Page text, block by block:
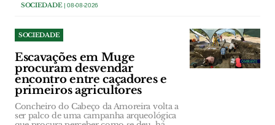
SOCIEDADE| 08-08-2026
SOCIEDADE
Escavações em Muge
procuram desvendar
encontro entre caçadores e
primeiros agricultores
Concheiro do Cabeço da Amoreira volta a
ser palco de uma campanha arqueológica